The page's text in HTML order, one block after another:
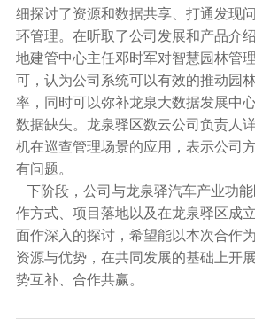
细探讨了资源和数据共享、打通发现
环管理。在听取了公司发展和产品介
地建管中心主任邓时军对智慧园林管
可，认为公司系统可以有效的推动园
率，同时可以弥补龙泉大数据发展中
数据缺失。龙泉驿区数云公司负责人
机在巡查管理场景的应用，表示公司
有问题。
下阶段，公司与龙泉驿汽车产业功
作方式、项目落地以及在龙泉驿区成
面作深入的探讨，希望能以本次合作
资源与优势，在共同发展的基础上开
势互补、合作共赢。